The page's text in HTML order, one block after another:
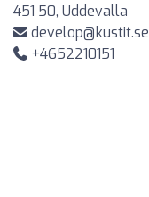
451 50, Uddevalla
develop@kustit.se
+4652210151